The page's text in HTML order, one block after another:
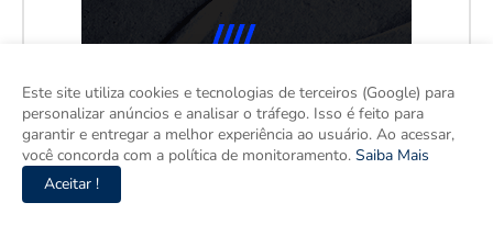
Este site utiliza cookies e tecnologias de terceiros (Google) para
personalizar anúncios e analisar o tráfego. Isso é feito para
garantir e entregar a melhor experiência ao usuário. Ao acessar,
você concorda com a política de monitoramento. Saiba Mais
Aceitar !